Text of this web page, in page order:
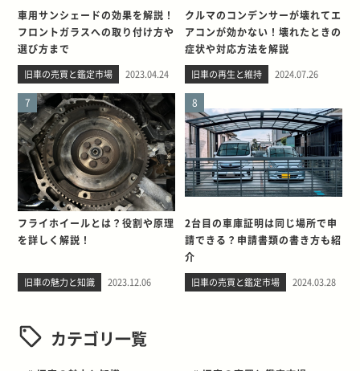
車用サンシェードの効果を解説！
フロントガラスへの取り付け方や
選び方まで
旧車の売買と鑑定市場 2023.04.24
クルマのコンデンサーが壊れてエ
アコンが効かない！壊れたときの
症状や対応方法を解説
旧車の再生と維持 2024.07.26
7
フライホイールとは？役割や原理
を詳しく解説！
旧車の魅力と知識 2023.12.06
8
2台目の車庫証明は同じ場所で申
請できる？申請書類の書き方も紹
介
旧車の売買と鑑定市場 2024.03.28
カテゴリ一覧